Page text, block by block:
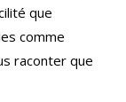
que
comme
raconter que